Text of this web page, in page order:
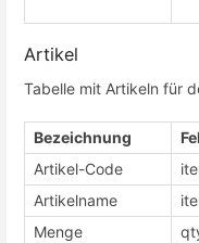
Artikel
Tabelle mit Artikeln für
Bezeichnung
Artikel-Code
Artikelname
Menge